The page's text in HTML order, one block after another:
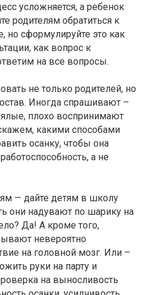
усложняется, а ребенок
родителям обратиться к
но сформулируйте это как
как вопрос к
на все вопросы.
не только родителей, но
Иногда спрашивают –
плохо воспринимают
какими способами
осанку, чтобы она
а не
— дайте детям в школу
они надувают по шарику на
Да! А кроме того,
невероятно
на головной мозг. Или –
руки на парту и
на выносливость